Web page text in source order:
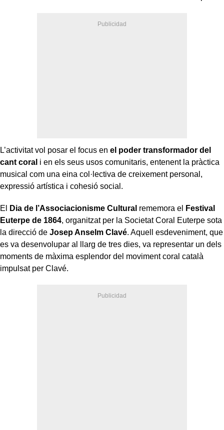
L’activitat vol posar el focus en el poder transformador del
cant coral i en els seus usos comunitaris, entenent la pràctica
musical com una eina col·lectiva de creixement personal,
expressió artística i cohesió social.
El Dia de l’Associacionisme Cultural rememora el
Festival
Euterpe de 1864, organitzat per la Societat Coral Euterpe sota
la direcció de Josep Anselm Clavé. Aquell esdeveniment, que
es va desenvolupar al llarg de tres dies, va representar un dels
moments de màxima esplendor del moviment coral català
impulsat per Clavé.